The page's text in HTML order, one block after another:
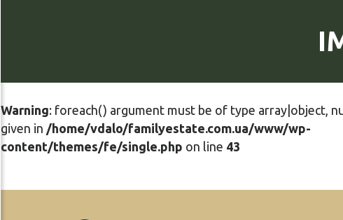
Warning: foreach() argument must be of type array|object,
given in /home/vdalo/familyestate.com.ua/www/wp-
content/themes/fe/single.php on line 43